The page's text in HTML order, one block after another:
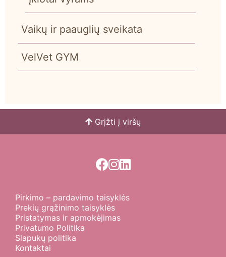
Vaikų ir paauglių sveikata
VelVet GYM
Grįžti į viršų
Pirkimo – pardavimo taisyklės
Prekių grąžinimo taisyklės
Pristatymas ir apmokėjimas
Privatumo Politika
Slapukų politika
Kontaktai